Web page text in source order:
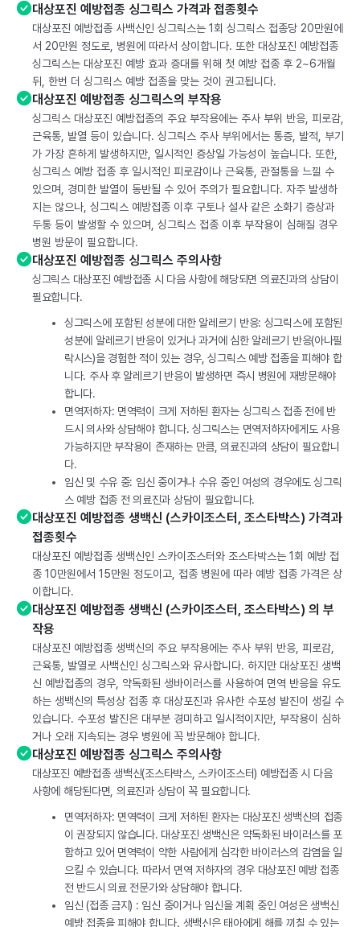
대상포진 예방접종 싱그릭스 가격과 접종횟수
대상포진 예방접종 사백신인 싱그릭스는 1회 싱그릭스 접종당 20만원에
서 20만원 정도로, 병원에 따라서 상이합니다. 또한 대상포진 예방접종
싱그릭스는 대상포진 예방 효과 증대를 위해 첫 예방 접종 후 2~6개월
뒤, 한번 더 싱그릭스 예방 접종을 맞는 것이 권고됩니다.
대상포진 예방접종 싱그릭스의 부작용
싱그릭스 대상포진 예방접종의 주요 부작용에는 주사 부위 반응, 피로감,
근육통, 발열 등이 있습니다. 싱그릭스 주사 부위에서는 통증, 발적, 부기
가 가장 흔하게 발생하지만, 일시적인 증상일 가능성이 높습니다. 또한,
싱그릭스 예방 접종 후 일시적인 피로감이나 근육통, 관절통을 느낄 수
있으며, 경미한 발열이 동반될 수 있어 주의가 필요합니다. 자주 발생하
지는 않으나, 싱그릭스 예방접종 이후 구토나 설사 같은 소화기 증상과
두통 등이 발생할 수 있으며, 싱그릭스 접종 이후 부작용이 심해질 경우
병원 방문이 필요합니다.
대상포진 예방접종 싱그릭스 주의사항
싱그릭스 대상포진 예방접종 시 다음 사항에 해당되면 의료진과의 상담이
필요합니다.
싱그릭스에 포함된 성분에 대한 알레르기 반응: 싱그릭스에 포함된
성분에 알레르기 반응이 있거나 과거에 심한 알레르기 반응(아나필
락시스)을 경험한 적이 있는 경우, 싱그릭스 예방 접종을 피해야 합
니다. 주사 후 알레르기 반응이 발생하면 즉시 병원에 재방문해야
합니다.
면역저하자: 면역력이 크게 저하된 환자는 싱그릭스 접종 전에 반
드시 의사와 상담해야 합니다. 싱그릭스는 면역저하자에게도 사용
가능하지만 부작용이 존재하는 만큼, 의료진과의 상담이 필요합니
다.
임신 및 수유 중: 임신 중이거나 수유 중인 여성의 경우에도 싱그릭
스 예방 접종 전 의료진과 상담이 필요합니다.
대상포진 예방접종 생백신 (스카이조스터, 조스타박스) 가격과
접종횟수
대상포진 예방접종 생백신인 스카이조스터와 조스타박스는 1회 예방 접
종 10만원에서 15만원 정도이고, 접종 병원에 따라 예방 접종 가격은 상
이합니다.
대상포진 예방접종 생백신 (스카이조스터, 조스타박스) 의 부
작용
대상포진 예방접종 생백신의 주요 부작용에는 주사 부위 반응, 피로감,
근육통, 발열로 사백신인 싱그릭스와 유사합니다. 하지만 대상포진 생백
신 예방접종의 경우, 약독화된 생바이러스를 사용하여 면역 반응을 유도
하는 생백신의 특성상 접종 후 대상포진과 유사한 수포성 발진이 생길 수
있습니다. 수포성 발진은 대부분 경미하고 일시적이지만, 부작용이 심하
거나 오래 지속되는 경우 병원에 꼭 방문해야 합니다.
대상포진 예방접종 싱그릭스 주의사항
대상포진 예방접종 생백신(조스타박스, 스카이조스터) 예방접종 시 다음
사항에 해당된다면, 의료진과 상담이 꼭 필요합니다.
면역저하자: 면역력이 크게 저하된 환자는 대상포진 생백신의 접종
이 권장되지 않습니다. 대상포진 생백신은 약독화된 바이러스를 포
함하고 있어 면역력이 약한 사람에게 심각한 바이러스의 감염을 일
으킬 수 있습니다. 따라서 면역 저하자의 경우 대상포진 예방 접종
전 반드시 의료 전문가와 상담해야 합니다.
임신 (접종 금지) : 임신 중이거나 임신을 계획 중인 여성은 생백신
예방 접종을 피해야 합니다. 생백신은 태아에게 해를 끼칠 수 있는